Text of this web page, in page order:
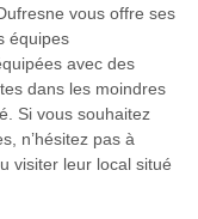
vous offre ses
équipes
avec des
dans les moindres
Si vous souhaitez
n’hésitez pas à
visiter leur local situé